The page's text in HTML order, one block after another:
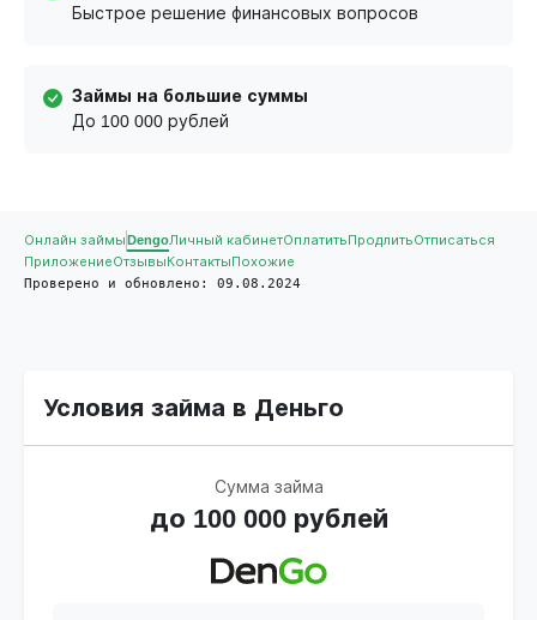
Быстрое решение финансовых вопросов
Займы на большие суммы
До 100 000 рублей
Онлайн займы DengoЛичный кабинетОплатить ПродлитьОтписаться
ПриложениеОтзывы Контакты Похожие
Проверено и обновлено: 09.08.2024
Условия займа в Деньго
Сумма займа
до 100 000 рублей